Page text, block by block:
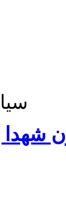
شهدا